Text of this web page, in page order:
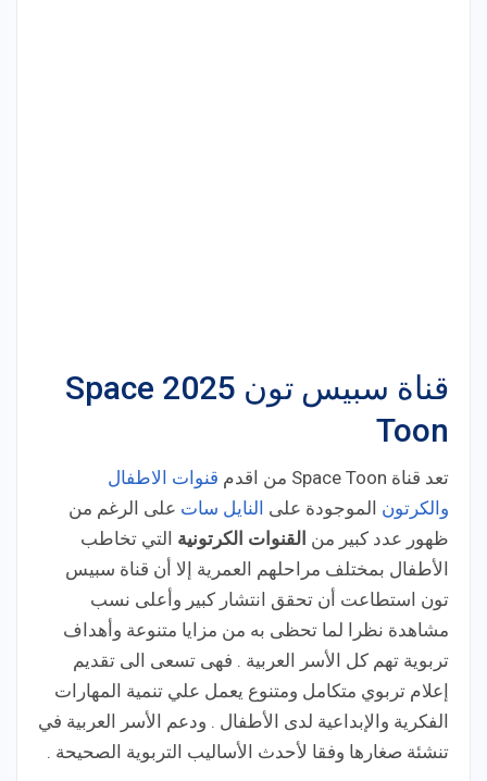
قناة سبيس تون 2025 Space
Toon
تعد قناة Space Toon من اقدم
قنوات الاطفال
والكرتون الموجودة على النايل سات على الرغم من
ظهور عدد كبير من القنوات الكرتونية التي تخاطب
الأطفال بمختلف مراحلهم العمرية إلا أن قناة سبيس
تون استطاعت أن تحقق انتشار كبير وأعلى نسب
مشاهدة نظرا لما تحظى به من مزايا متنوعة وأهداف
تربوية تهم كل الأسر العربية . فهى تسعى الى تقديم
إعلام تربوي متكامل ومتنوع يعمل علي تنمية المهارات
الفكرية والإبداعية لدى الأطفال . ودعم الأسر العربية في
تنشئة صغارها وفقا لأحدث الأساليب التربوية الصحيحة .